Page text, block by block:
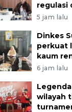
regulasi
5 jam lalu
Dinkes
perkuat
kaum
6 jam lalu
wilayah